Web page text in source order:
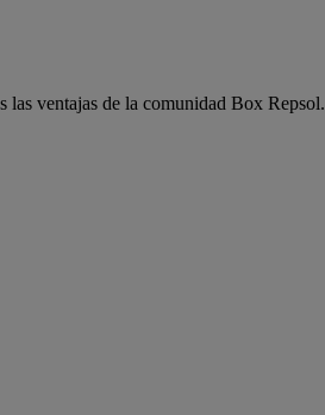
las ventajas de la comunidad Box Repsol.